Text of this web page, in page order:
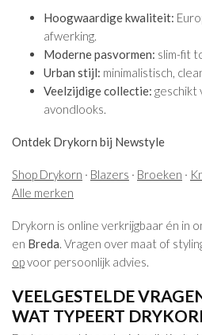
Hoogwaardige kwaliteit:
afwerking.
Moderne pasvormen: slim-fit
Urban stijl: minimalistisch,
Veelzijdige collectie: geschikt
avondlooks.
Ontdek Drykorn bij Newstyle
Shop Drykorn · Blazers · Broeken ·
Alle merken
Drykorn is online verkrijgbaar én in
en Breda . Vragen over maat of
opvoor persoonlijk advies.
VEELGESTELDE
WAT TYPEERT